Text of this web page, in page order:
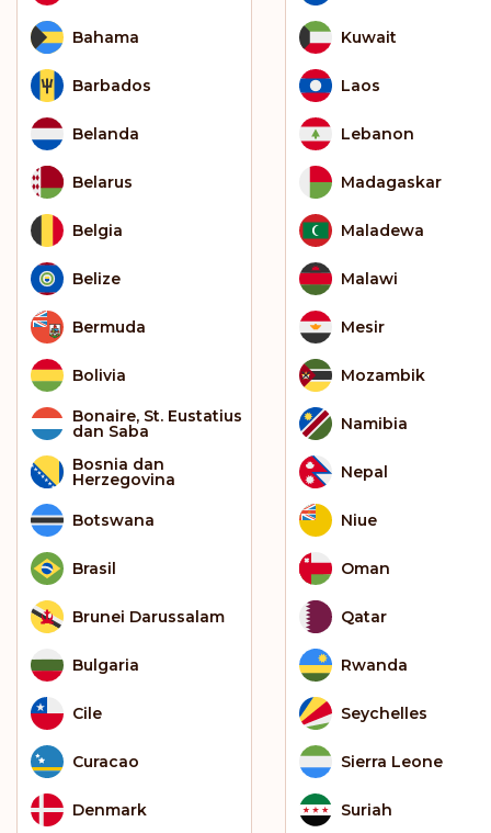
Bahama
Barbados
Belanda
Belarus
Belgia
Belize
Bermuda
Bolivia
Bonaire, St. Eustatius
dan Saba
Bosnia dan
Herzegovina
Botswana
Brasil
Brunei Darussalam
Bulgaria
Cile
Curacao
Denmark
Kuwait
Laos
Lebanon
Madagaskar
Maladewa
Malawi
Mesir
Mozambik
Namibia
Nepal
Niue
Oman
Qatar
Rwanda
Seychelles
Sierra Leone
Suriah